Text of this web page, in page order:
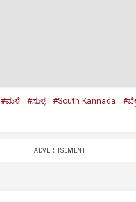
#ಮಳೆ #ಸುಳ್ಯ #South Kannada
ADVERTISEMENT